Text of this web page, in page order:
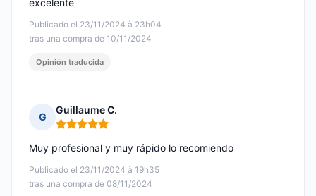
Publicado el 23/11/2024 à 23h04
tras una compra de 10/11/2024
excelente
Opinión traducida
G
Guillaume C.
Nota: 5 de 5
Publicado el 23/11/2024 à 19h35
tras una compra de 08/11/2024
Muy profesional y muy rápido lo recomiendo